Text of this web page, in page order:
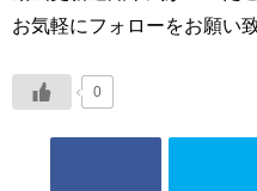
お気軽にフォローをお願い
0